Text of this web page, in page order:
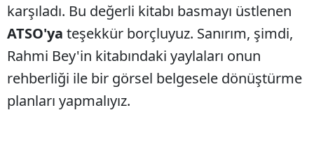
karşıladı. Bu değerli kitabı basmayı üstlenen
ATSO'ya teşekkür borçluyuz. Sanırım, şimdi,
Rahmi Bey'in kitabındaki yaylaları onun
rehberliği ile bir görsel belgesele dönüştürme
planları yapmalıyız.